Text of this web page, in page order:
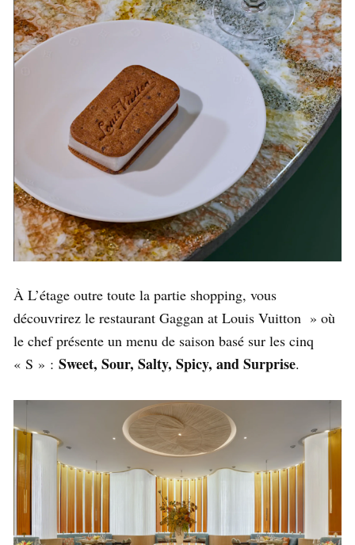
À L’étage outre toute la partie shopping, vous
découvrirez le restaurant Gaggan at Louis Vuitton » où
le chef présente un menu de saison basé sur les cinq
« S » : Sweet, Sour, Salty, Spicy, and Surprise.